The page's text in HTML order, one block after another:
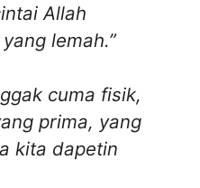
Allah
lemah.”
cuma fisik,
prima, yang
kita dapetin